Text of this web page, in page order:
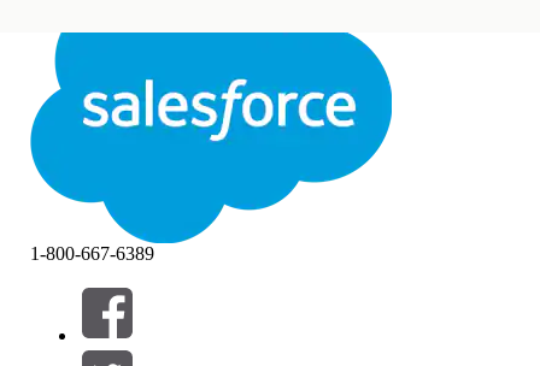
Sluiten Sluiten
Filters (0)
FILTERS SELECTEREN
1-800-667-6389